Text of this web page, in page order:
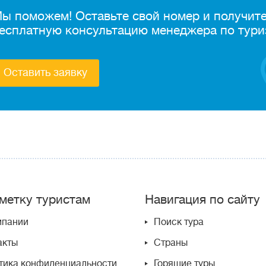
поможем! Оставьте свой номер и
консультацию менеджера по
Оставить заявку
туристам
конфиденциальности
Навигация по сайту
Поиск тура
Страны
Горящие туры